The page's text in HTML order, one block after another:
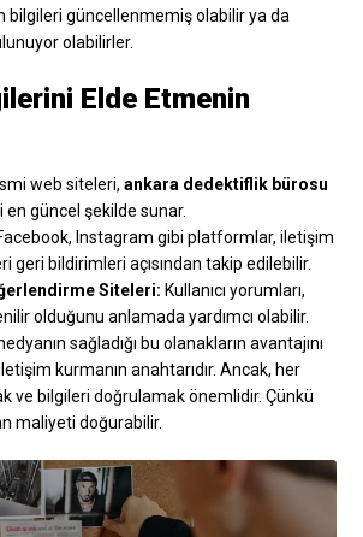
bilgileri güncellenmemiş olabilir ya da
olabilirler.
Elde Etmenin
web siteleri,ankara dedektiflik bürosu
en güncel şekilde sunar.
Instagram gibi platformlar, iletişim
geri bildirimleri açısından takip edilebilir.
Siteleri: Kullanıcı yorumları,
olduğunu anlamada yardımcı olabilir.
sağladığı bu olanakların avantajını
kurmanın anahtarıdır. Ancak, her
ve bilgileri doğrulamak önemlidir. Çünkü
maliyeti doğurabilir.